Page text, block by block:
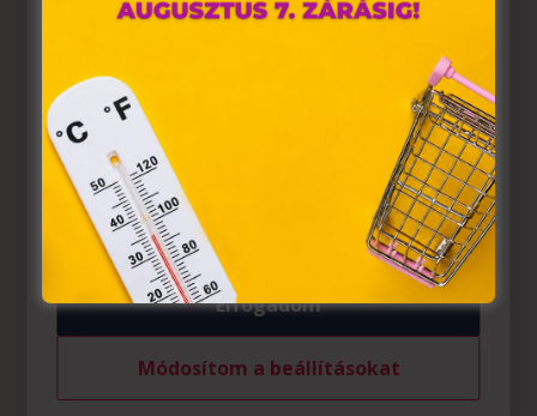
A „sütiket" az elektronikus hírközlésről szóló 2003. évi C.
törvény, az elektronikus kereskedelmi szolgáltatások, az
információs társadalommal összefüggő szolgáltatások
egyes kérdéseiről szóló 2001. évi CVIII. törvény, valamint
az Európai Unió előírásainak megfelelően használjuk.
Azon weblapoknak, melyek az Európai Unió országain
belül működnek, a „sütik" használatához, és ezeknek a
felhasználó számítógépén vagy egyéb eszközén történő
tárolásához a felhasználók hozzájárulását kell kérniük.
Elfogadom
Módosítom a beállításokat